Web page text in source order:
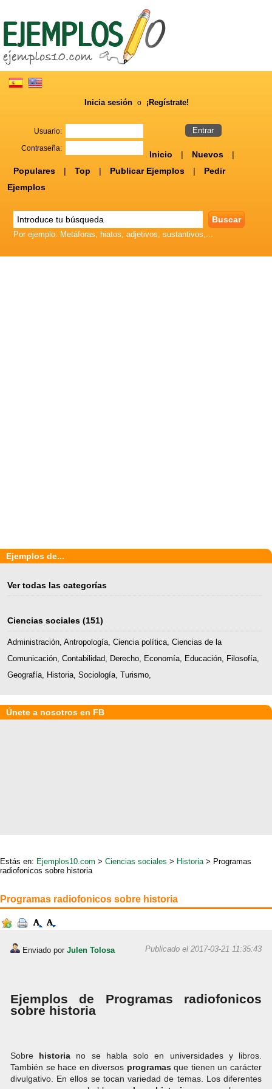
Inicia sesión o ¡Regístrate!
Usuario:
Contraseña:
Inicio | Nuevos
|
Populares
| Top | Publicar Ejemplos |
Pedir
Ejemplos
Por ejemplo: Metáforas, hiatos, adjetivos, sustantivos,...
Ejemplos de...
Ver todas las categorías
Ciencias sociales (151)
Administración, Antropología, Ciencia política, Ciencias de la
Comunicación, Contabilidad, Derecho, Economía, Educación, Filosofía,
Geografía, Historia, Sociología, Turismo,
Únete a nosotros en FB
Estás en: Ejemplos10.com > Ciencias sociales > Historia> Programas
radiofonicos sobre historia
Programas radiofonicos sobre historia
Enviado por Julen Tolosa Publicado el 2017-03-21 11:35:43
Ejemplos de Programas radiofonicos
sobre historia
Sobre historia no se habla solo en universidades y libros.
También se hace en diversos programasque tienen un carácter
divulgativo. En ellos se tocan variedad de temas. Los diferentes